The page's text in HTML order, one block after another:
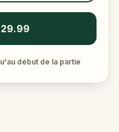
début de la partie